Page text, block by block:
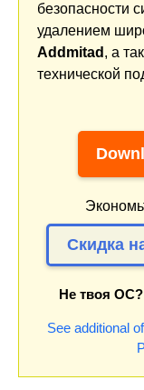
безопасности
удалением
Addmitad , а
технической
Скидка
Не твоя ОС?
See additional